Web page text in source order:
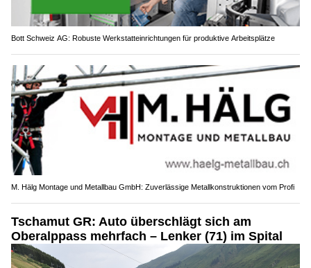
Bott Schweiz AG: Robuste Werkstatteinrichtungen für produktive Arbeitsplätze
M. Hälg Montage und Metallbau GmbH: Zuverlässige Metallkonstruktionen vom Profi
Tschamut GR: Auto überschlägt sich am
Oberalppass mehrfach – Lenker (71) im Spital